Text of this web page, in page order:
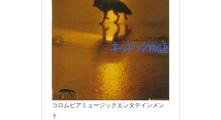
コロムビアミュージックエンタテインメン
ト